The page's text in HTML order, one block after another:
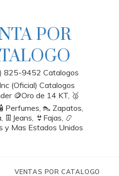
POR
825-9452 Catalogos
(Oficial) Catalogos
🪙Oro de 14 KT, 🥈
👠 Zapatos,
👖Jeans, 👙Fajas, 📿
y Mas Estados Unidos
VENTAS POR CATALOGO